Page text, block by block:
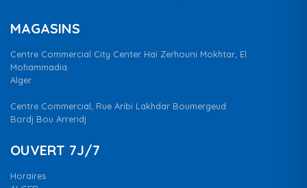
MAGASINS
Centre Commercial City Center Haï Zerhouni Mokhtar, El
Mohammadia.
Alger
Centre Commercial, Rue Aribi Lakhdar Boumergeud
Bordj Bou Arreridj
OUVERT 7J/7
Horaires